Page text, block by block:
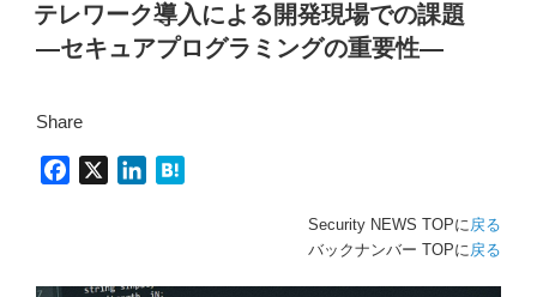
テレワーク導入による開発現場での課題
―セキュアプログラミングの重要性―
Share
b
e
n
Security NEWS TOPに戻る
バックナンバー TOPに戻る